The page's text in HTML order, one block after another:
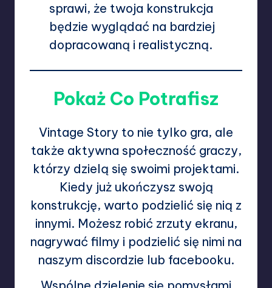
sprawi, że twoja konstrukcja
będzie wyglądać na bardziej
dopracowaną i realistyczną.
Pokaż Co Potrafisz
Vintage Story to nie tylko gra, ale
także aktywna społeczność graczy,
którzy dzielą się swoimi projektami.
Kiedy już ukończysz swoją
konstrukcję, warto podzielić się nią z
innymi. Możesz robić zrzuty ekranu,
nagrywać filmy i podzielić się nimi na
naszym discordzie lub facebooku.